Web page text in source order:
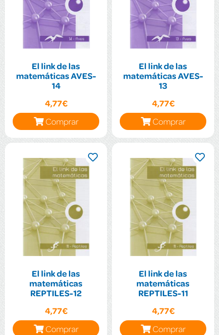
El link de las
matemáticas AVES-
14
4,77€
Comprar
El link de las
matemáticas AVES-
13
4,77€
Comprar
El link de las
matemáticas
REPTILES-12
4,77€
Comprar
El link de las
matemáticas
REPTILES-11
4,77€
Comprar